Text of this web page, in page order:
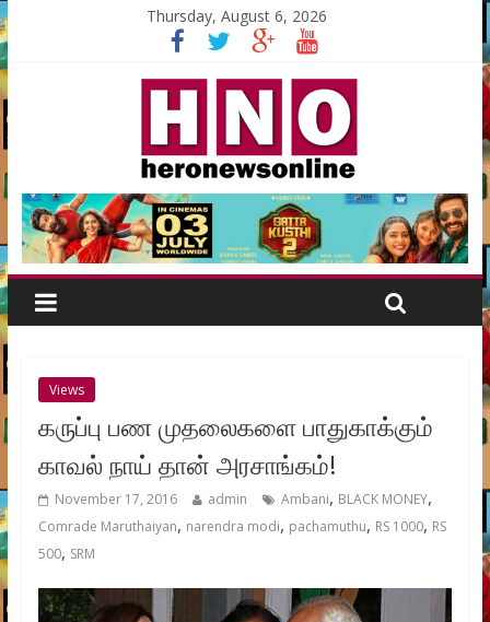
Thursday, August 6, 2026
Views
கருப்பு பண முதலைகளை பாதுகாக்கும்
காவல் நாய் தான் அரசாங்கம்!
November 17, 2016 admin Ambani, BLACK MONEY,
Comrade Maruthaiyan, narendra modi, pachamuthu, RS 1000, RS
500, SRM